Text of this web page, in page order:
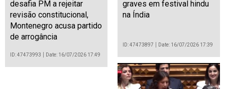
desafia PM a rejeitar
revisão constitucional,
Montenegro acusa partido
de arrogância
ID: 47473993 Date: 16/07/2026 17:49
graves em festival hindu
na Índia
ID: 47473897 Date: 16/07/2026 17:39